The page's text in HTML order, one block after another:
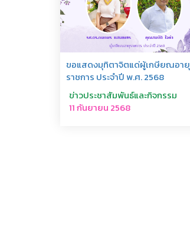
ขอแสดงมุทิตาจิตแด่ผู้เกษียณอายุ
ราชการ ประจำปี พ.ศ. 2568
ข่าวประชาสัมพันธ์และกิจกรรม
11 กันยายน 2568